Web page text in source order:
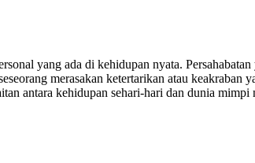
yang ada di kehidupan nyata.
merasakan ketertarikan atau keakraban
antara kehidupan sehari-hari dan dunia